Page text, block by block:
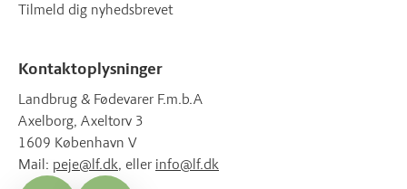
Tilmeld dig nyhedsbrevet
Kontaktoplysninger
Landbrug & Fødevarer F.m.b.A
Axelborg, Axeltorv 3
1609 København V
Mail: peje@lf.dk, eller info@lf.dk